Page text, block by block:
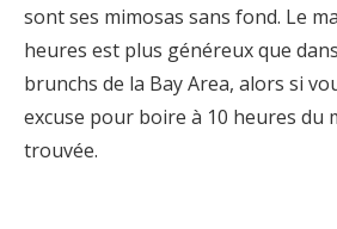
sont ses mimosas sans fond. Le
heures est plus généreux que
brunchs de la Bay Area, alors si
excuse pour boire à 10 heures du
trouvée.